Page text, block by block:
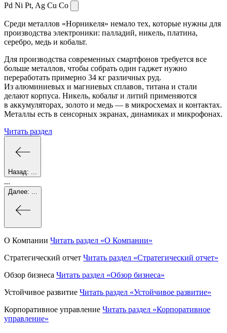
Pd Ni Pt, Ag Cu Co
Среди металлов «Норникеля» немало тех, которые нужны для
производства электроники: палладий, никель, платина,
серебро, медь и кобальт.
Для производства современных смартфонов требуется все
больше металлов, чтобы собрать один гаджет нужно
переработать примерно 34 кг различных руд.
Из алюминиевых и магниевых сплавов, титана и стали
делают корпуса. Никель, кобальт и литий применяются
в аккумуляторах, золото и медь — в микросхемах и контактах.
Металлы есть в сенсорных экранах, динамиках и микрофонах.
Читать раздел
Назад:
...
Далее:
О Компании Читать раздел «О Компании»
Стратегический отчет Читать раздел «Стратегический отчет»
Обзор бизнеса Читать раздел «Обзор бизнеса»
Устойчивое развитие Читать раздел «Устойчивое развитие»
Корпоративное управление Читать раздел «Корпоративное
управление»